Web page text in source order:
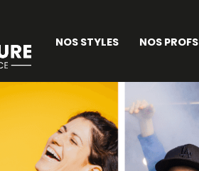
NOS STYLES NOS PROFS